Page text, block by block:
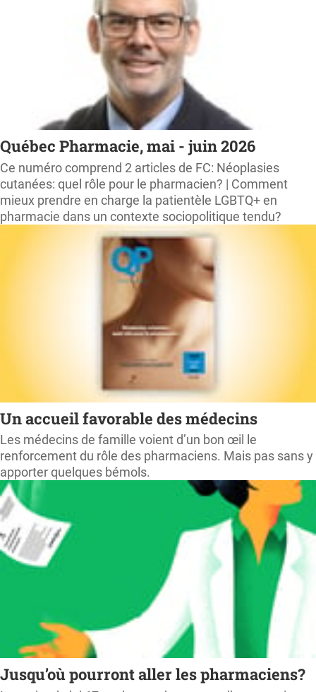
Québec Pharmacie, mai - juin 2026
Ce numéro comprend 2 articles de FC: Néoplasies
cutanées: quel rôle pour le pharmacien? | Comment
mieux prendre en charge la patientèle LGBTQ+ en
pharmacie dans un contexte sociopolitique tendu?
Un accueil favorable des médecins
Les médecins de famille voient d’un bon œil le
renforcement du rôle des pharmaciens. Mais pas sans y
apporter quelques bémols.
Jusqu’où pourront aller les pharmaciens?